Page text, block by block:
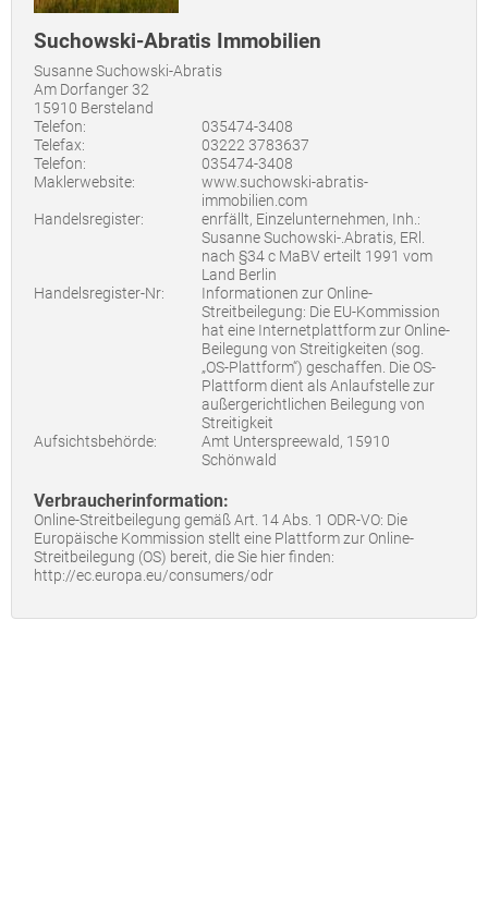
Suchowski-Abratis Immobilien
Susanne Suchowski-Abratis
Am Dorfanger 32
15910 Bersteland
Telefon:
035474-3408
Telefax:
03222 3783637
Telefon:
035474-3408
Maklerwebsite:
www.suchowski-abratis-
immobilien.com
Handelsregister:
enrfällt, Einzelunternehmen, Inh.:
Susanne Suchowski-.Abratis, ERl.
nach §34 c MaBV erteilt 1991 vom
Land Berlin
Handelsregister-Nr:
Informationen zur Online-
Streitbeilegung: Die EU-Kommission
hat eine Internetplattform zur Online-
Beilegung von Streitigkeiten (sog.
„OS-Plattform“) geschaffen. Die OS-
Plattform dient als Anlaufstelle zur
außergerichtlichen Beilegung von
Streitigkeit
Aufsichtsbehörde:
Amt Unterspreewald, 15910
Schönwald
Verbraucherinformation:
Online-Streitbeilegung gemäß Art. 14 Abs. 1 ODR-VO: Die
Europäische Kommission stellt eine Plattform zur Online-
Streitbeilegung (OS) bereit, die Sie hier finden:
http://ec.europa.eu/consumers/odr